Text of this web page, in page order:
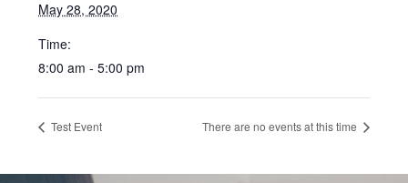
May 28, 2020
Time:
8:00 am - 5:00 pm
Test Event There are no events at this time